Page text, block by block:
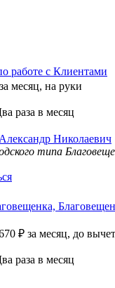
работе с Клиентами
за месяц, на руки
раза в месяц
Николаевич
типа
₽ за месяц, до
раза в месяц